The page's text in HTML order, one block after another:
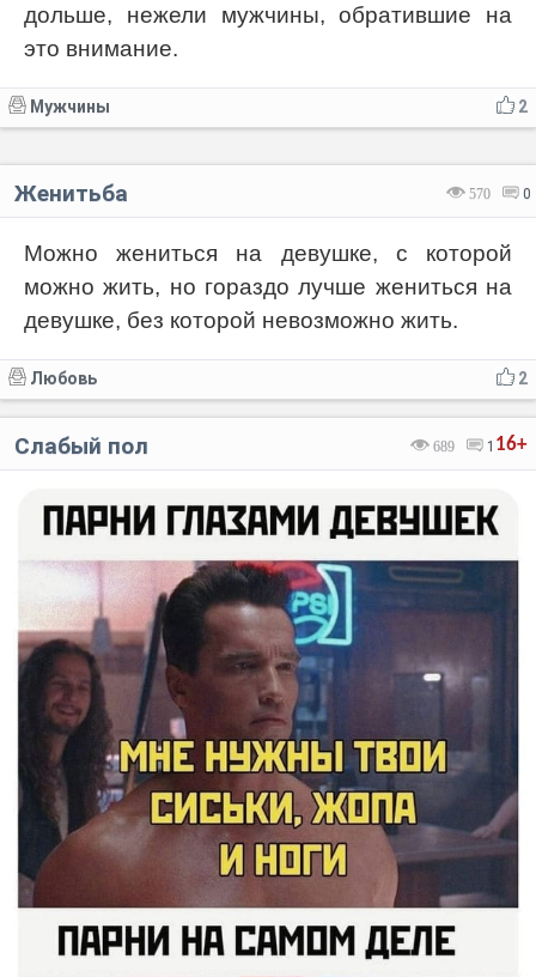
дольше, нежели мужчины, обратившие на
это внимание.
2
Мужчины
570 0
Женитьба
Можно жениться на девушке, с которой
можно жить, но гораздо лучше жениться на
девушке, без которой невозможно жить.
2
Любовь
16+
689 1
Слабый пол